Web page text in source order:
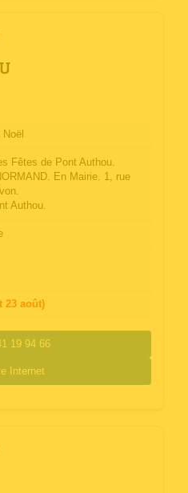
Fêtes de Pont Authou.
En Mairie. 1, rue
Authou.
23 août)
19 94 66
Internet